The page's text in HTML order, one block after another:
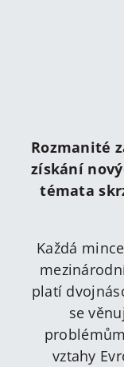
Rozmanité
získání
témata
Každá
platí
se
vztahy